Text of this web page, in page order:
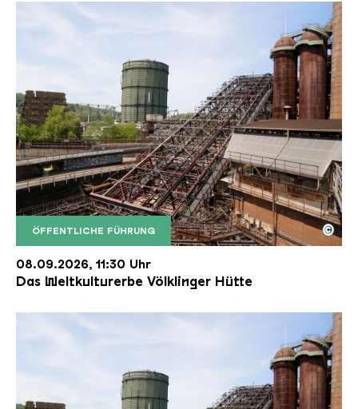
ÖFFENTLICHE FÜHRUNG
Der Erzschrägaufzug der Völklinger Hütte mit
Copyright: Weltkulturerbe Völklinger Hütte | Karl
©
08.09.2026, 11:30 Uhr
Das Weltkulturerbe Völklinger Hütte